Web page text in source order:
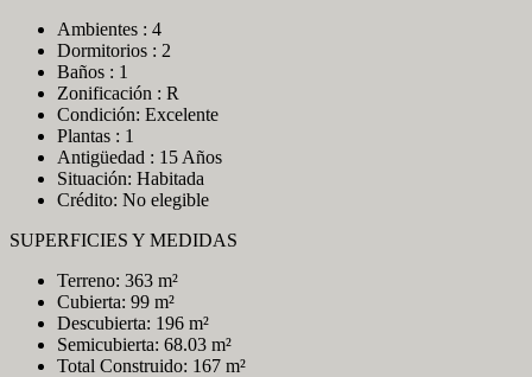
Ambientes : 4
Dormitorios : 2
Baños : 1
Zonificación : R
Condición: Excelente
Plantas : 1
Antigüedad : 15 Años
Situación: Habitada
Crédito: No elegible
SUPERFICIES Y MEDIDAS
Terreno: 363 m²
Cubierta: 99 m²
Descubierta: 196 m²
Semicubierta: 68.03 m²
Total Construido: 167 m²